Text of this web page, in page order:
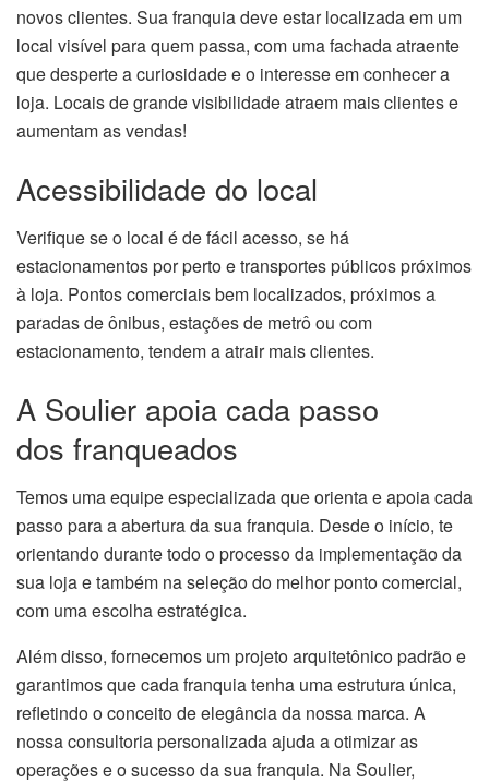
novos clientes. Sua franquia deve estar localizada em um
local visível para quem passa, com uma fachada atraente
que desperte a curiosidade e o interesse em conhecer a
loja. Locais de grande visibilidade atraem mais clientes e
aumentam as vendas!
Acessibilidade do local
Verifique se o local é de fácil acesso, se há
estacionamentos por perto e transportes públicos próximos
à loja. Pontos comerciais bem localizados, próximos a
paradas de ônibus, estações de metrô ou com
estacionamento, tendem a atrair mais clientes.
A Soulier apoia cada passo
dos franqueados
Temos uma equipe especializada que orienta e apoia cada
passo para a abertura da sua franquia. Desde o início, te
orientando durante todo o processo da implementação da
sua loja e também na seleção do melhor ponto comercial,
com uma escolha estratégica.
Além disso, fornecemos um projeto arquitetônico padrão e
garantimos que cada franquia tenha uma estrutura única,
refletindo o conceito de elegância da nossa marca. A
nossa consultoria personalizada ajuda a otimizar as
operações e o sucesso da sua franquia. Na Soulier,